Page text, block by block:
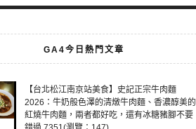
GA4今日熱門文章
【台北松江南京站美食】史記正宗牛肉麵
2026：牛奶般色澤的清燉牛肉麵、香濃醇美的
紅燒牛肉麵，兩者都好吃，還有冰糖豬腳不要